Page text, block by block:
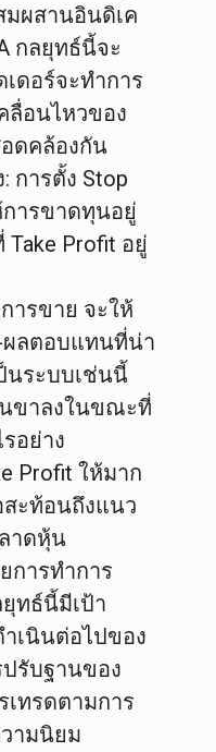
มผสานอินดิเค
กลยุทธ์นี้จะ
ดอร์จะทำการ
ลื่อนไหวของ
ดคล้องกัน
: การตั้ง Stop
ารขาดทุนอยู่
Take Profit อยู่
ารขาย จะให้
ผลตอบแทนที่น่า
นระบบเช่นนี้
ขาลงในขณะที่
อย่าง
Profit ให้มาก
ะท้อนถึงแนว
าดหุ้น
การทำการ
ทธ์นี้มีเป้า
เนินต่อไปของ
รับฐานของ
เทรดตามการ
ามนิยม